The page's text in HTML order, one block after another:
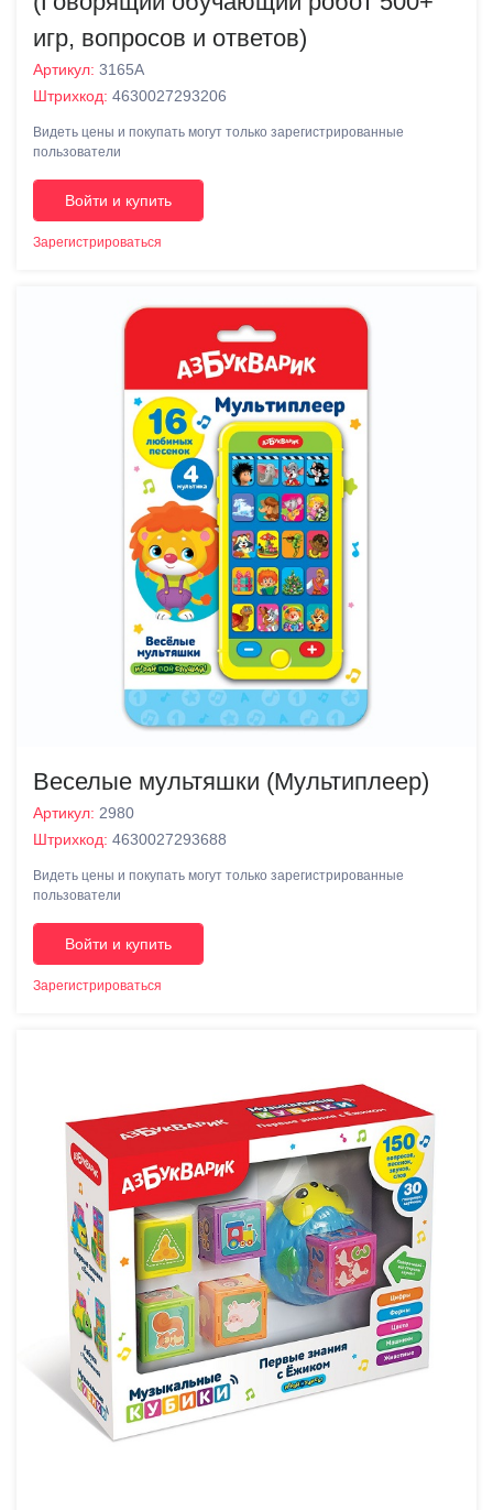
игр, вопросов и ответов)
Артикул: 3165А
Штрихкод: 4630027293206
Видеть цены и покупать могут только зарегистрированные
пользователи
Войти и купить
Зарегистрироваться
Веселые мультяшки (Мультиплеер)
Артикул: 2980
Штрихкод: 4630027293688
Видеть цены и покупать могут только зарегистрированные
пользователи
Войти и купить
Зарегистрироваться